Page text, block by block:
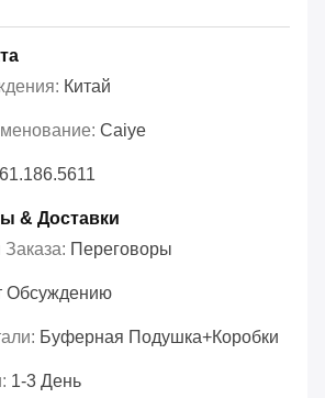
Китай
Caiye
61.186.5611
& Доставки
Переговоры
Обсуждению
Буферная Подушка+коробки
1-3 День